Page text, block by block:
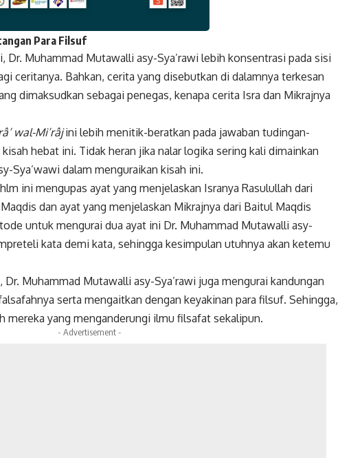
Facebook Twitter Gmail
Para Filsuf
Dr. Muhammad Mutawalli asy-Sya’rawi lebih konsentrasi pada sisi
ceritanya. Bahkan, cerita yang disebutkan di dalamnya terkesan
dimaksudkan sebagai penegas, kenapa cerita Isra dan Mikrajnya
wal-Mi’râjini lebih menitik-beratkan pada jawaban tudingan-
hebat ini. Tidak heran jika nalar logika sering kali dimainkan
Sya’wawi dalam menguraikan kisah ini.
ini mengupas ayat yang menjelaskan Isranya Rasulullah dari
dan ayat yang menjelaskan Mikrajnya dari Baitul Maqdis
untuk mengurai dua ayat ini Dr. Muhammad Mutawalli asy-
kata demi kata, sehingga kesimpulan utuhnya akan ketemu
Dr. Muhammad Mutawalli asy-Sya’rawi juga mengurai kandungan
serta mengaitkan dengan keyakinan para filsuf. Sehingga,
mereka yang menganderungi ilmu filsafat sekalipun.
- Advertisement -